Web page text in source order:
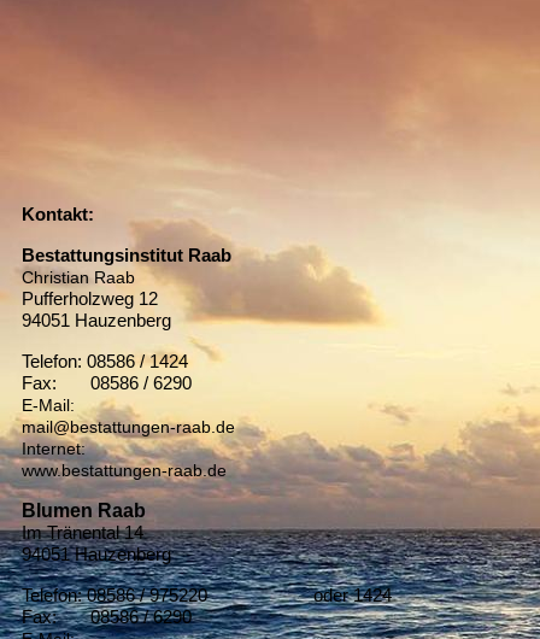
Kontakt:
Bestattungsinstitut Raab
Christian Raab
Pufferholzweg 12
94051 Hauzenberg
Telefon: 08586 / 1424
Fax: 08586 / 6290
E-Mail:
mail@bestattungen-raab.de
Internet:
www.bestattungen-raab.de
Blumen Raab
Im Tränental 14
94051 Hauzenberg
Telefon: 08586 / 975220 oder 1424
Fax: 08586 / 6290